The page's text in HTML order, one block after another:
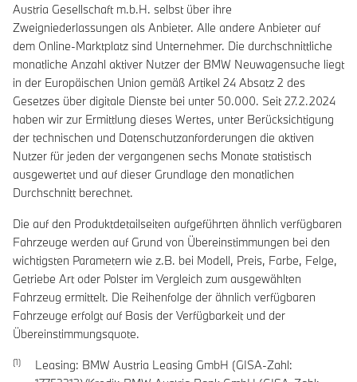
Austria Gesellschaft m.b.H. selbst über ihre
Zweigniederlassungen als Anbieter. Alle andere Anbieter auf
dem Online-Marktplatz sind Unternehmer. Die durchschnittliche
monatliche Anzahl aktiver Nutzer der BMW Neuwagensuche liegt
in der Europäischen Union gemäß Artikel 24 Absatz 2 des
Gesetzes über digitale Dienste bei unter 50.000. Seit 27.2.2024
haben wir zur Ermittlung dieses Wertes, unter Berücksichtigung
der technischen und Datenschutzanforderungen die aktiven
Nutzer für jeden der vergangenen sechs Monate statistisch
ausgewertet und auf dieser Grundlage den monatlichen
Durchschnitt berechnet.
Die auf den Produktdetailseiten aufgeführten ähnlich verfügbaren
Fahrzeuge werden auf Grund von Übereinstimmungen bei den
wichtigsten Parametern wie z.B. bei Modell, Preis, Farbe, Felge,
Getriebe Art oder Polster im Vergleich zum ausgewählten
Fahrzeug ermittelt. Die Reihenfolge der ähnlich verfügbaren
Fahrzeuge erfolgt auf Basis der Verfügbarkeit und der
Übereinstimmungsquote.
Leasing: BMW Austria Leasing GmbH (GISA-Zahl: